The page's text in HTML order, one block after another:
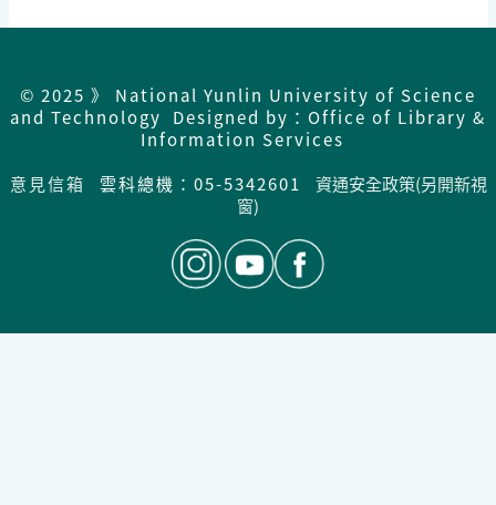
© 2025 》 National Yunlin University of Science
and Technology Designed by：Office of Library &
Information Services
意見信箱
雲科總機：05-5342601
資通安全政策(另開新視
窗)